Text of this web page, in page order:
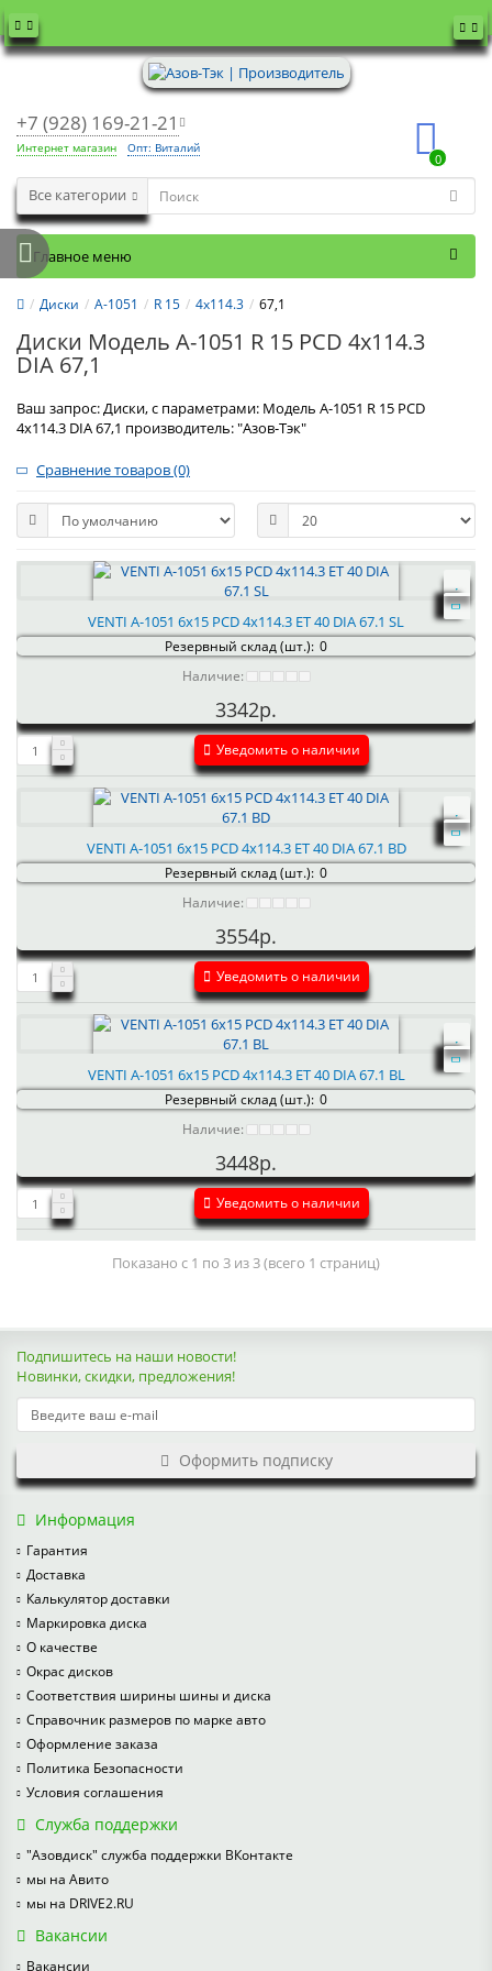
+7 (928) 169-21-21
Интернет магазин Опт: Виталий
0
Все категории
Главное меню
Диски А-1051 R 15 4x114.3 67,1
Диски Модель А-1051 R 15 PCD 4x114.3
DIA 67,1
Ваш запрос: Диски, с параметрами: Модель А-1051 R 15 PCD
4x114.3 DIA 67,1 производитель: "Азов-Тэк"
Сравнение товаров (0)
VENTI А-1051 6x15 PCD 4x114.3 ET 40 DIA 67.1 SL
Резервный склад (шт.): 0
Наличие:
3342р.
Уведомить о наличии
VENTI А-1051 6x15 PCD 4x114.3 ET 40 DIA 67.1 BD
Резервный склад (шт.): 0
Наличие:
3554р.
Уведомить о наличии
VENTI А-1051 6x15 PCD 4x114.3 ET 40 DIA 67.1 BL
Резервный склад (шт.): 0
Наличие:
3448р.
Уведомить о наличии
Показано с 1 по 3 из 3 (всего 1 страниц)
Подпишитесь на наши новости!
Новинки, скидки, предложения!
Оформить подписку
Информация
Гарантия
Доставка
Калькулятор доставки
Маркировка диска
О качестве
Окрас дисков
Соответствия ширины шины и диска
Справочник размеров по марке авто
Оформление заказа
Политика Безопасности
Условия соглашения
Служба поддержки
"Азовдиск" служба поддержки ВКонтакте
мы на Авито
мы на DRIVE2.RU
Вакансии
Вакансии